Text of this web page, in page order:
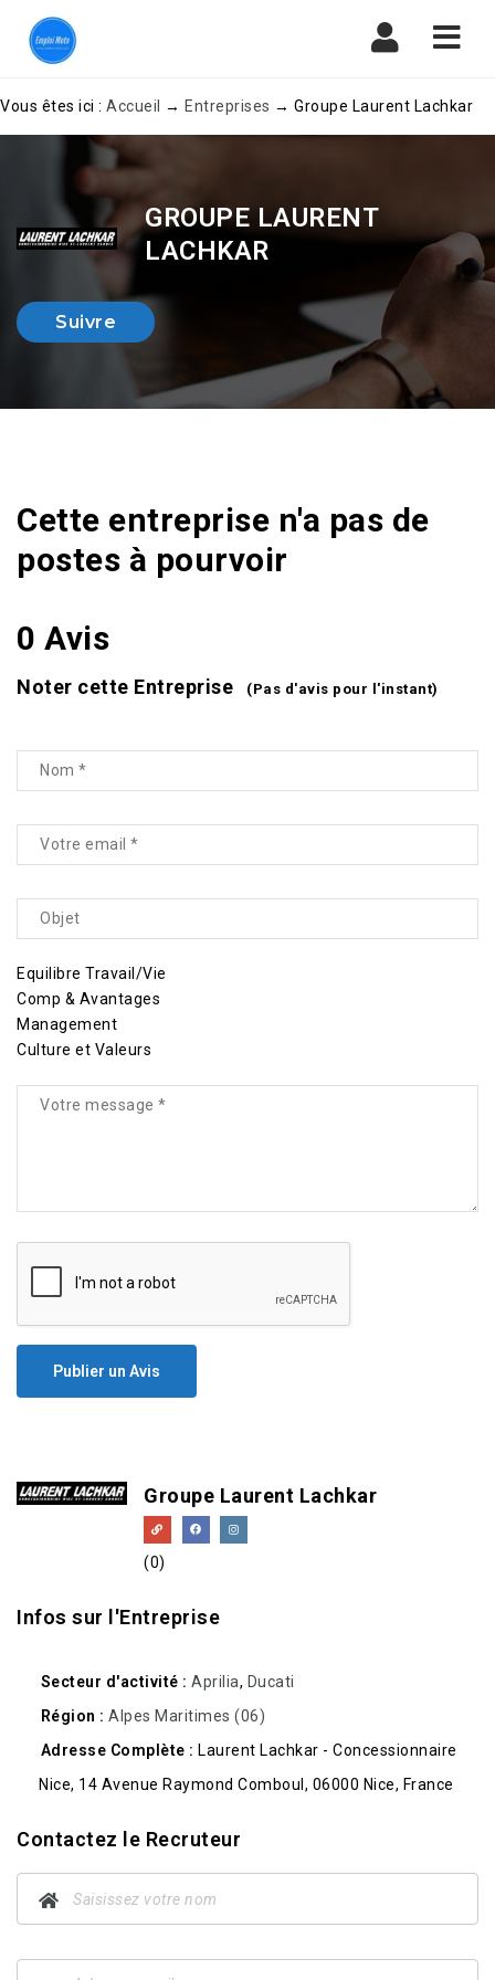
Vous êtes ici : Accueil → Entreprises → Groupe Laurent Lachkar
GROUPE LAURENT
LACHKAR
Suivre
Cette entreprise n'a pas de
postes à pourvoir
0 Avis
Noter cette Entreprise (Pas d'avis pour l'instant)
Equilibre Travail/Vie
Comp & Avantages
Management
Culture et Valeurs
Publier un Avis
Groupe Laurent Lachkar
(0)
Infos sur l'Entreprise
Secteur d'activité Aprilia, Ducati
Région
Alpes Maritimes (06)
Adresse Complète
Laurent Lachkar - Concessionnaire
Nice, 14 Avenue Raymond Comboul, 06000 Nice, France
Contactez le Recruteur